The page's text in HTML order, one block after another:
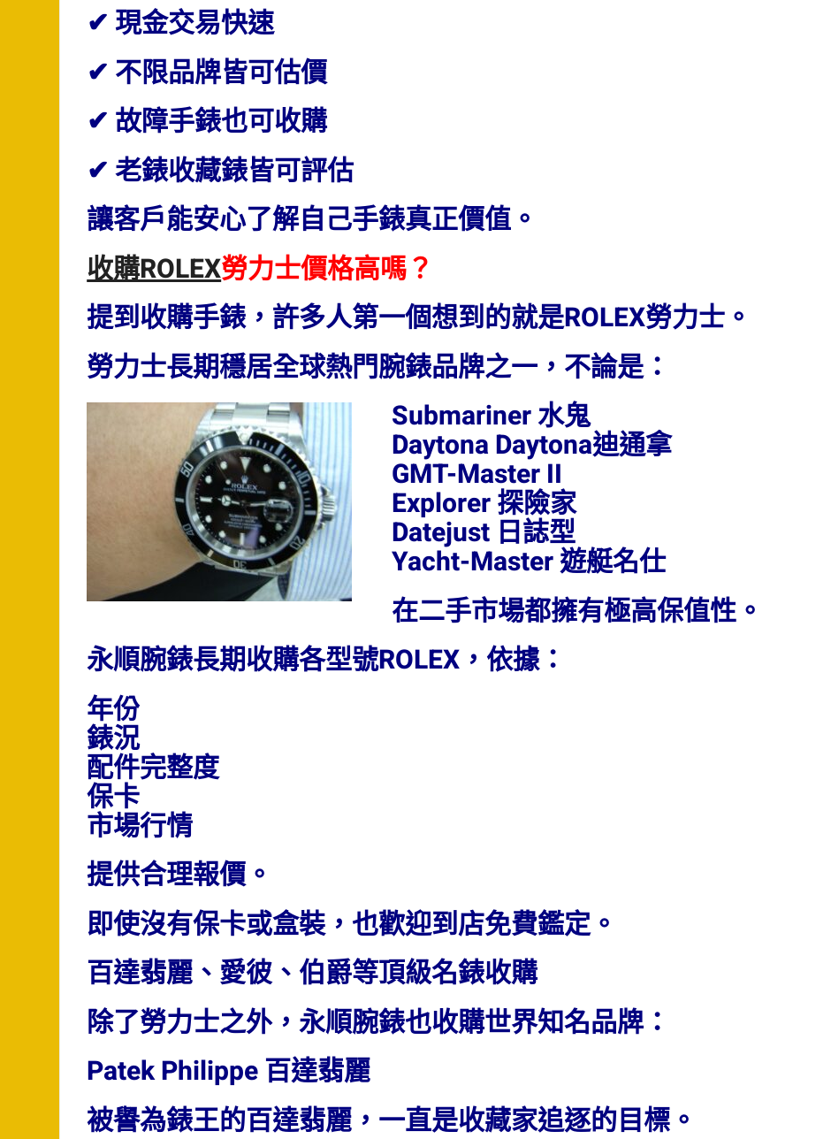
✔ 現金交易快速
✔ 不限品牌皆可估價
✔ 故障手錶也可收購
✔ 老錶收藏錶皆可評估
讓客戶能安心了解自己手錶真正價值。
收購ROLEX勞力士價格高嗎？
提到收購手錶，許多人第一個想到的就是ROLEX勞力士。
勞力士長期穩居全球熱門腕錶品牌之一，不論是：
Submariner 水鬼
Daytona Daytona迪通拿
GMT-Master II
Explorer 探險家
Datejust 日誌型
Yacht-Master 遊艇名仕
在二手市場都擁有極高保值性。
永順腕錶長期收購各型號ROLEX，依據：
年份
錶況
配件完整度
保卡
市場行情
提供合理報價。
即使沒有保卡或盒裝，也歡迎到店免費鑑定。
百達翡麗、愛彼、伯爵等頂級名錶收購
除了勞力士之外，永順腕錶也收購世界知名品牌：
Patek Philippe 百達翡麗
被譽為錶王的百達翡麗，一直是收藏家追逐的目標。